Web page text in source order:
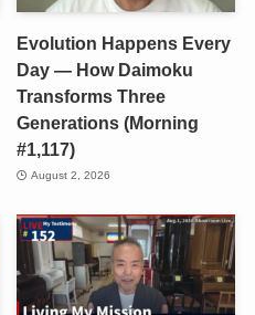
Evolution Happens Every
Day — How Daimoku
Transforms Three
Generations (Morning
#1,117)
August 2, 2026